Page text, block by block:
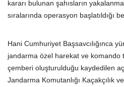
kararı bulunan şahısların
sıralarında operasyon başlatıldığı
Hani Cumhuriyet Başsavcılığınca
jandarma özel harekat ve komando
çemberi oluşturulduğu kaydedilen
Jandarma Komutanlığı Kaçakçılık